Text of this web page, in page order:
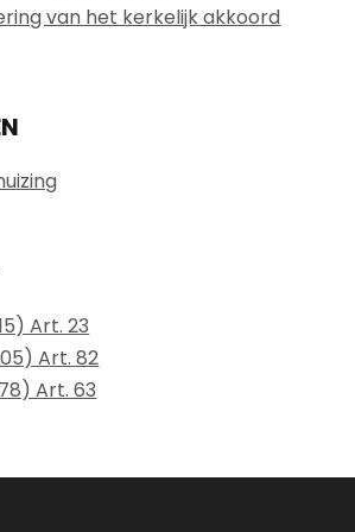
van het kerkelijk akkoord
Art. 23
Art. 82
Art. 63